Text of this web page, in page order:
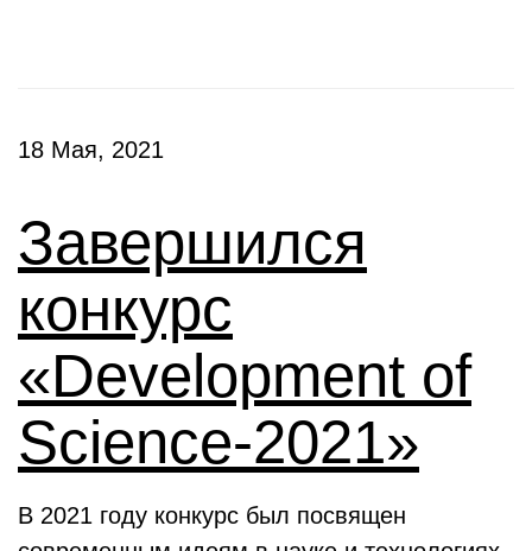
18 Мая, 2021
Завершился
конкурс
«Development of
Science-2021»
В 2021 году конкурс был посвящен